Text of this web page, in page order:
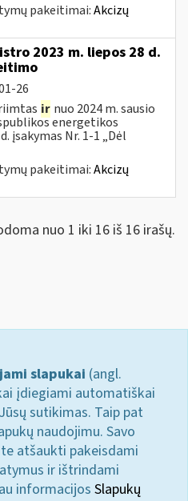
pakeitimai:Akcizų
2023 m. liepos 28 d.
26
ir nuo 2024 m. sausio
energetikos
įsakymas Nr. 1-1 „Dėl
pakeitimai:Akcizų
nuo 1 iki 16 iš 16 irašų.
slapukai (angl.
įdiegiami automatiškai
sutikimas. Taip pat
naudojimu. Savo
atšaukti pakeisdami
ir ištrindami
informacijos Slapukų